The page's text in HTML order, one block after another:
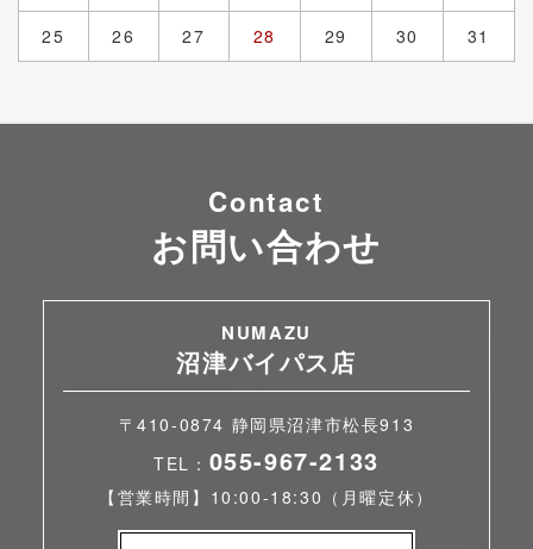
25 26 27 28 29 30 31
Contact
お問い合わせ
NUMAZU
沼津バイパス店
〒410-0874 静岡県沼津市松長913
TEL： 055-967-2133
【営業時間】10:00-18:30（月曜定休）